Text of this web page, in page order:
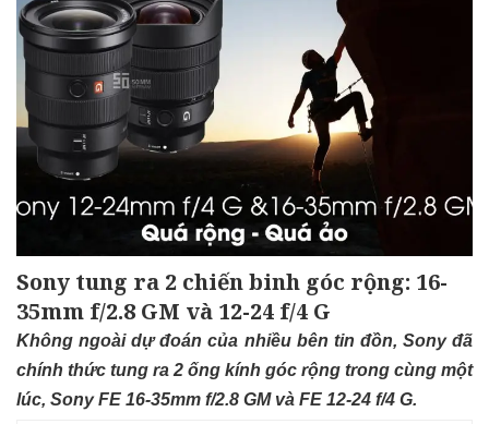
Sony tung ra 2 chiến binh góc rộng: 16-
35mm f/2.8 GM và 12-24 f/4 G
Không ngoài dự đoán của nhiều bên tin đồn, Sony đã
chính thức tung ra 2 ống kính góc rộng trong cùng một
lúc, Sony FE 16-35mm f/2.8 GM và FE 12-24 f/4 G.